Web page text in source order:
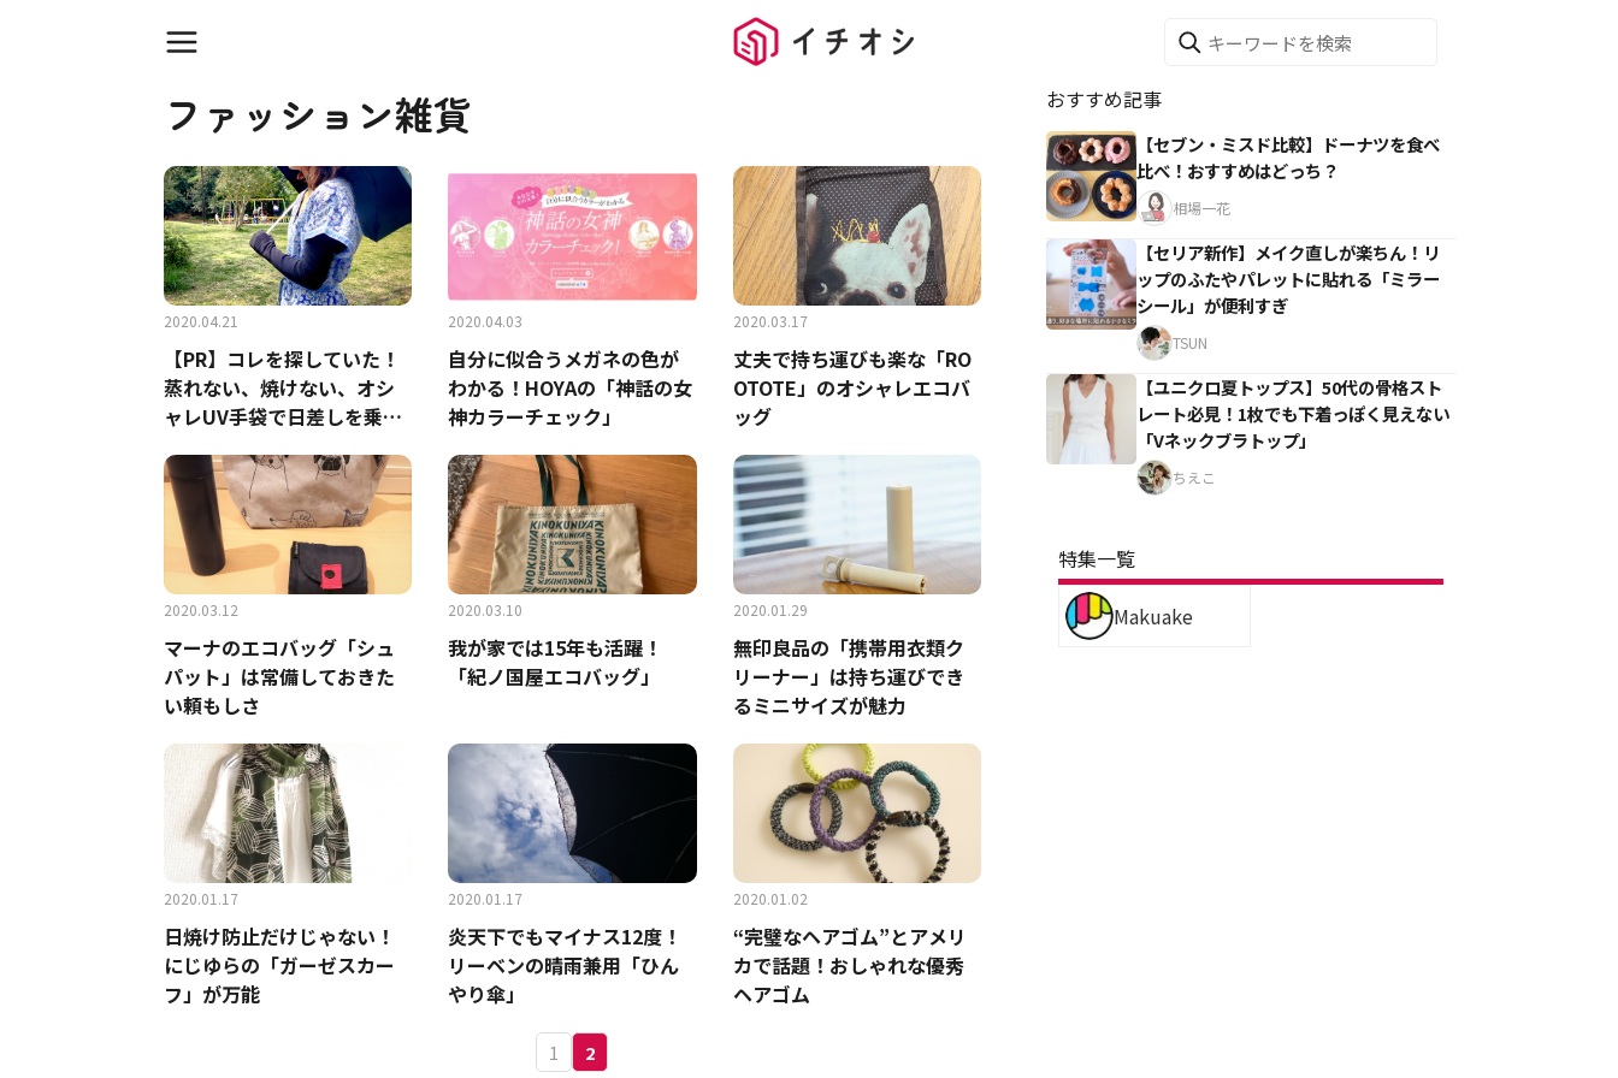
ファッション雑貨
2020.04.21
【PR】コレを探していた！
蒸れない、焼けない、オシ
ャレUV手袋で日差しを乗り
2020.04.03
自分に似合うメガネの色が
わかる！HOYAの「神話の女
神カラーチェック」
2020.03.17
丈夫で持ち運びも楽な「RO
OTOTE」のオシャレエコバ
ッグ
2020.03.12
マーナのエコバッグ「シュ
パット」は常備しておきた
い頼もしさ
2020.03.10
我が家では15年も活躍！
「紀ノ国屋エコバッグ」
2020.01.29
無印良品の「携帯用衣類ク
リーナー」は持ち運びでき
るミニサイズが魅力
2020.01.17
日焼け防止だけじゃない！
にじゆらの「ガーゼスカー
フ」が万能
2020.01.17
炎天下でもマイナス12度！
リーベンの晴雨兼用「ひん
やり傘」
2020.01.02
“完璧なヘアゴム”とアメリ
カで話題！おしゃれな優秀
ヘアゴム
1 2
おすすめ記事
【セブン・ミスド比較】ドーナツを食べ
比べ！おすすめはどっち？
相場一花
【セリア新作】メイク直しが楽ちん！リ
ップのふたやパレットに貼れる「ミラー
シール」が便利すぎ
TSUN
【ユニクロ夏トップス】50代の骨格スト
レート必見！1枚でも下着っぽく見えない
「Vネックブラトップ」
ちえこ
特集一覧
Makuake